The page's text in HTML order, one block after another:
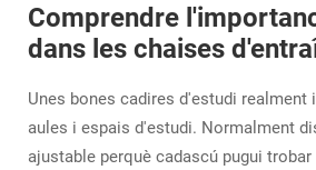
Comprendre
dans les chaises
Unes bones cadires d'estudi realment
aules i espais d'estudi. Normalment
ajustable perquè cadascú pugui